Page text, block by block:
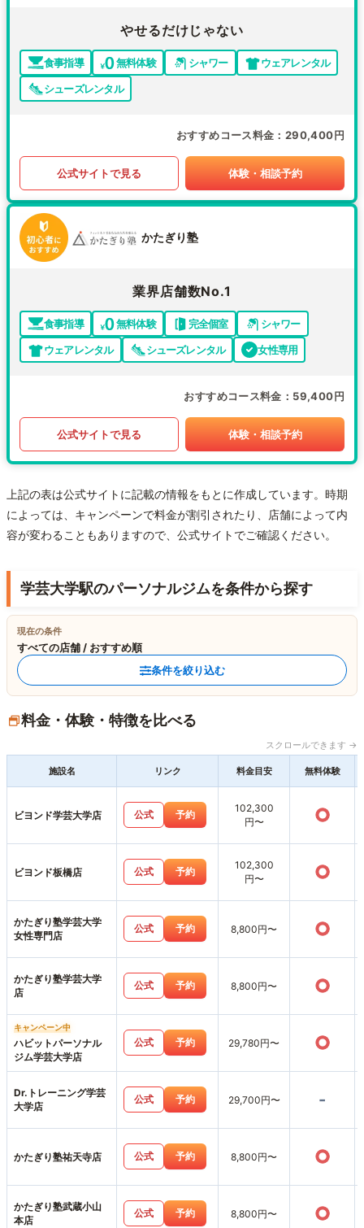
やせるだけじゃない
食事指導 無料体験 シャワー
ウェアレンタル
シューズレンタル
おすすめコース料金 290,400円
公式サイトで見る 体験・相談予約
かたぎり塾
業界店舗数No.1
食事指導 無料体験 完全個室
シャワー
ウェアレンタル
シューズレンタル 女性専用
おすすめコース料金 59,400円
公式サイトで見る 体験・相談予約
上記の表は公式サイトに記載の情報をもとに作成しています。時期
によっては、キャンペーンで料金が割引されたり、店舗によって内
容が変わることもありますので、公式サイトでご確認ください。
学芸大学駅のパーソナルジムを条件から探す
現在の条件
すべての店舗 / おすすめ順
条件を絞り込む
料金・体験・特徴を比べる
スクロールできます →
施設名 リンク 料金目安 無料体験
ビヨンド学芸大学店 公式 予約
102,300
円〜
○
ビヨンド板橋店 公式 予約
102,300
円〜
○
かたぎり塾学芸大学
女性専門店
公式 予約 8,800円〜 ○
かたぎり塾学芸大学
店
公式 予約 8,800円〜 ○
キャンペーン中
ハビットパーソナル
ジム学芸大学店
公式 予約 29,780円〜 ○
Dr.トレーニング学芸
大学店
公式 予約 29,700円〜 -
かたぎり塾祐天寺店 公式 予約 8,800円〜 ○
かたぎり塾武蔵小山
本店
公式 予約 8,800円〜 ○